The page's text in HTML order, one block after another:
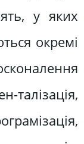
у яких
окремі